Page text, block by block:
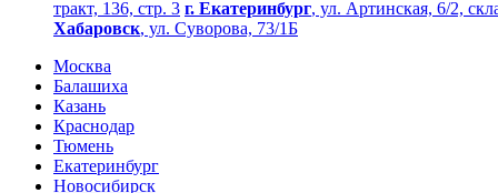
тракт, 136, стр. 3 г. Екатеринбург, ул. Артинская, 6/2,
Хабаровск, ул. Суворова, 73/1Б
Москва
Балашиха
Казань
Краснодар
Тюмень
Екатеринбург
Новосибирск